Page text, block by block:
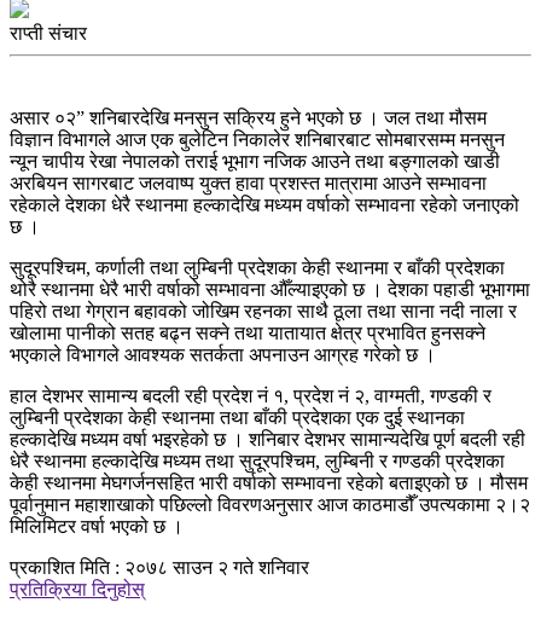
राप्ती संचार
असार ०२” शनिबारदेखि मनसुन सक्रिय हुने भएको छ । जल तथा मौसम
विज्ञान विभागले आज एक बुलेटिन निकालेर शनिबारबाट सोमबारसम्म मनसुन
न्यून चापीय रेखा नेपालको तराई भूभाग नजिक आउने तथा बङ्गालको खाडी
अरबियन सागरबाट जलवाष्प युक्त हावा प्रशस्त मात्रामा आउने सम्भावना
रहेकाले देशका धेरै स्थानमा हल्कादेखि मध्यम वर्षाको सम्भावना रहेको जनाएको
छ ।
सुदूरपश्चिम, कर्णाली तथा लुम्बिनी प्रदेशका केही स्थानमा र बाँकी प्रदेशका
थोरै स्थानमा धेरै भारी वर्षाको सम्भावना औँल्याइएको छ । देशका पहाडी भूभागमा
पहिरो तथा गेग्रान बहावको जोखिम रहनका साथै ठूला तथा साना नदी नाला र
खोलामा पानीको सतह बढ्न सक्ने तथा यातायात क्षेत्र प्रभावित हुनसक्ने
भएकाले विभागले आवश्यक सतर्कता अपनाउन आग्रह गरेको छ ।
हाल देशभर सामान्य बदली रही प्रदेश नं १, प्रदेश नं २, वाग्मती, गण्डकी र
लुम्बिनी प्रदेशका केही स्थानमा तथा बाँकी प्रदेशका एक दुई स्थानका
हल्कादेखि मध्यम वर्षा भइरहेको छ । शनिबार देशभर सामान्यदेखि पूर्ण बदली रही
धेरै स्थानमा हल्कादेखि मध्यम तथा सुदूरपश्चिम, लुम्बिनी र गण्डकी प्रदेशका
केही स्थानमा मेघगर्जनसहित भारी वर्षाको सम्भावना रहेको बताइएको छ । मौसम
पूर्वानुमान महाशाखाको पछिल्लो विवरणअनुसार आज काठमाडौँ उपत्यकामा २।२
मिलिमिटर वर्षा भएको छ ।
प्रकाशित मिति : २०७८ साउन २ गते शनिवार
प्रतिक्रिया दिनुहोस्